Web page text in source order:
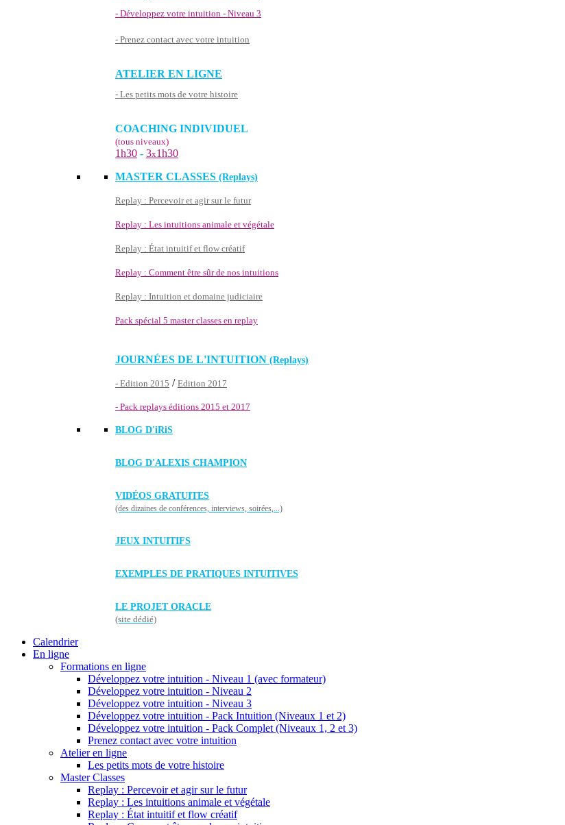
- Développez votre intuition - Niveau 3
- Prenez contact avec votre intuition
ATELIER EN LIGNE
- Les petits mots de votre histoire
COACHING INDIVIDUEL
(tous niveaux)
1h30 - 3x1h30
MASTER CLASSES (Replays)
Replay : Percevoir et agir sur le futur
Replay : Les intuitions animale et végétale
Replay : État intuitif et flow créatif
Replay : Comment être sûr de nos intuitions
Replay : Intuition et domaine judiciaire
Pack spécial 5 master classes en replay
JOURNÉES DE L'INTUITION (Replays)
- Edition 2015 / Edition 2017
- Pack replays éditions 2015 et 2017
BLOG D'iRiS
BLOG D'ALEXIS CHAMPION
VIDÉOS GRATUITES
(des dizaines de conférences, interviews, soirées,...)
JEUX INTUITIFS
EXEMPLES DE PRATIQUES INTUITIVES
LE PROJET ORACLE
(site dédié)
Calendrier
En ligne
Formations en ligne
Développez votre intuition - Niveau 1 (avec formateur)
Développez votre intuition - Niveau 2
Développez votre intuition - Niveau 3
Développez votre intuition - Pack Intuition (Niveaux 1 et 2)
Développez votre intuition - Pack Complet (Niveaux 1, 2 et 3)
Prenez contact avec votre intuition
Atelier en ligne
Les petits mots de votre histoire
Master Classes
Replay : Percevoir et agir sur le futur
Replay : Les intuitions animale et végétale
Replay : État intuitif et flow créatif